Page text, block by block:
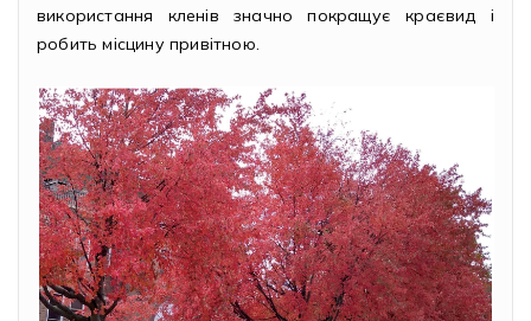
використання кленів значно покращує краєвид і
робить місцину привітною.